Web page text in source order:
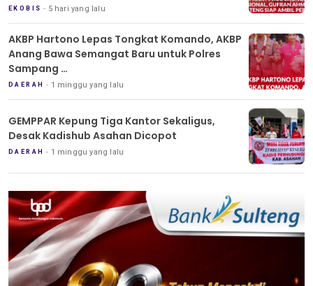
EKOBIS 5 hari yang lalu
AKBP Hartono Lepas Tongkat Komando, AKBP
Anang Bawa Semangat Baru untuk Polres
Sampang
Tradisi Pedang Pora Iringi Sertijab Kapolres
Sampang
DAERAH 1 minggu yang lalu
GEMPPAR Kepung Tiga Kantor Sekaligus,
Desak Kadishub Asahan Dicopot
DAERAH 1 minggu yang lalu